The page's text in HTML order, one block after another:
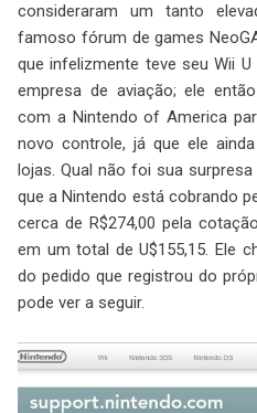
consideraram um tanto
famoso fórum de games
que infelizmente teve seu Wii
empresa de aviação; ele
com a Nintendo of America
novo controle, já que ele
lojas. Qual não foi sua
que a Nintendo está cobrando
cerca de R$274,00 pela
em um total de U$155,15. Ele
do pedido que registrou do
pode ver a seguir.